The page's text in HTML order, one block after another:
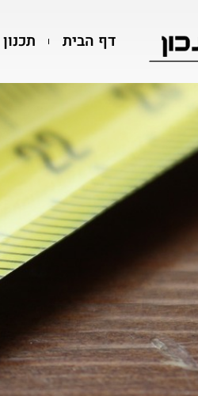
דף הבית תכנון